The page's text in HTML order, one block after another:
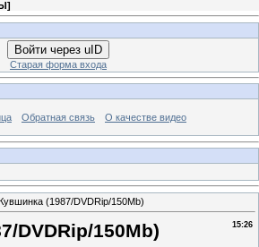
]
Войти через uID
Старая форма входа
Обратная связь О качестве видео
(1987/DVDRip/150Mb)
15:26
DVDRip/150Mb)